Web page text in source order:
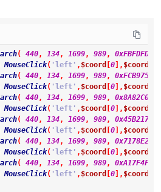
( 440, 134, 1699, 989, 0xFBFDFD
MouseClick( 'left' , $coord 0] , $coord
( 440, 134, 1699, 989, 0xFCB975
MouseClick( 'left' , $coord 0] , $coord
( 440, 134, 1699, 989, 0x8A82C0
MouseClick( 'left' , $coord 0] , $coord
( 440, 134, 1699, 989, 0x45B217
MouseClick( 'left' , $coord 0] , $coord
( 440, 134, 1699, 989, 0x7178E2
MouseClick( 'left' , $coord 0] , $coord
( 440, 134, 1699, 989, 0xA17F4F
MouseClick( 'left' , $coord 0] , $coord